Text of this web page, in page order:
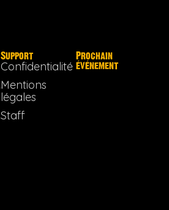
Support
Confidentialité
Mentions
légales
Staff
Prochain
événement